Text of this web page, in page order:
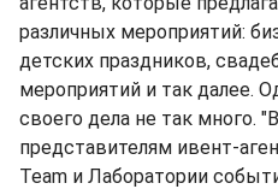
различных мероприятий:
детских праздников,
мероприятий и так далее.
своего дела не так много.
представителям ивент-
Team и Лаборатории